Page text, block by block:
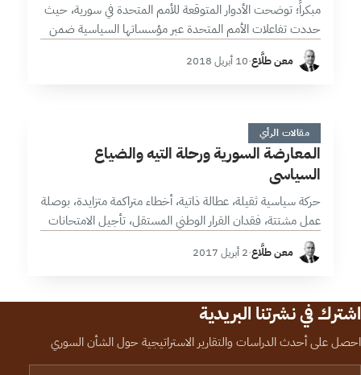
مبكراً؛ توضحت الأدوار المتوقعة للأمم المتحدة في سورية، حيث
حددت تفاعلات الأمم المتحدة عبر مؤسساتها السياسية ضمن
مقاربات “الاستعصاء والتزمين” لتتسيّد عناوين التعاطي الأممي
مع الملف السوري، إذ أنه وبعد…
معن طلَّاع·10 أبريل 2018
ا6 دقائق
مقالات الرأي
المعارضة السورية ورحلة التيه والضياع
السياسي
حركة سياسية ثقيلة، عطالة ذاتية، أخطاء متراكمة متزايدة، بوصلة
عمل مشتتة، فقدان القرار الوطني المستقل، تأجيل الامتحانات
والتحديات، تلك هي السمات الأبرز للأداء السياسي للمعارضة
السورية خلال سنين الثورة السورية،…
معن طلَّاع·2 أبريل 2017
اشترك في نشرتنا البريدية
احصل على أحدث الدراسات والتقارير الاستراتيجية حول الشأن السوري